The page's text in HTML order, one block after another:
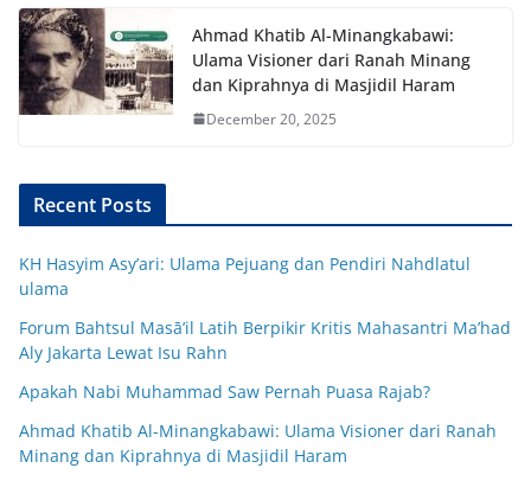
Ahmad Khatib Al-Minangkabawi:
Ulama Visioner dari Ranah Minang
dan Kiprahnya di Masjidil Haram
December 20, 2025
Recent Posts
KH Hasyim Asy’ari: Ulama Pejuang dan Pendiri Nahdlatul
ulama
Forum Bahtsul Masā’il Latih Berpikir Kritis Mahasantri Ma’had
Aly Jakarta Lewat Isu Rahn
Apakah Nabi Muhammad Saw Pernah Puasa Rajab?
Ahmad Khatib Al-Minangkabawi: Ulama Visioner dari Ranah
Minang dan Kiprahnya di Masjidil Haram